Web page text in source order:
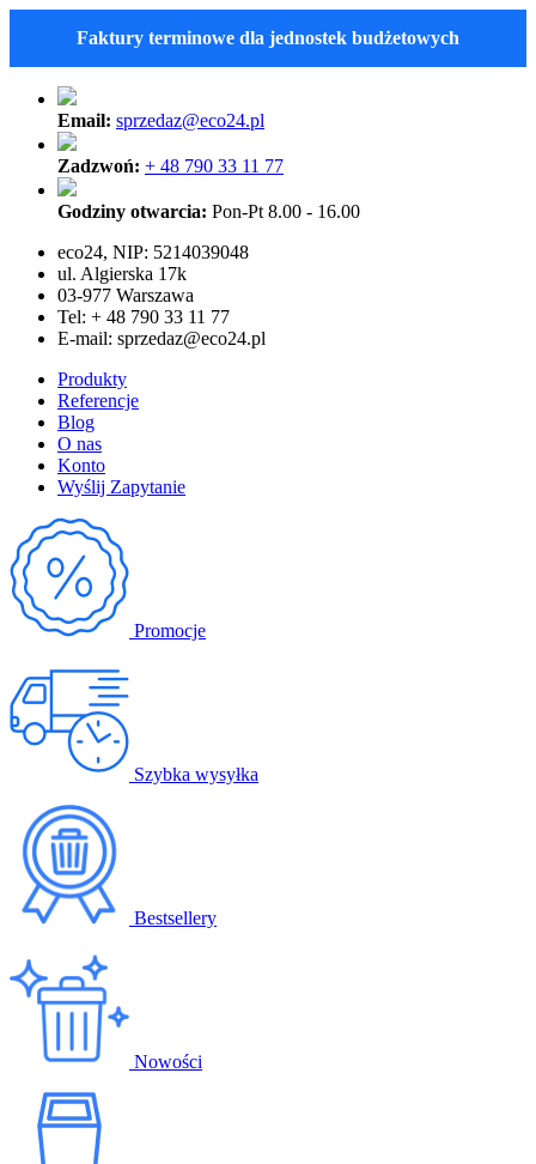
Faktury terminowe dla jednostek budżetowych
Email: sprzedaz@eco24.pl
Zadzwoń: + 48 790 33 11 77
Godziny otwarcia: Pon-Pt 8.00 - 16.00
eco24, NIP: 5214039048
ul. Algierska 17k
03-977 Warszawa
Tel: + 48 790 33 11 77
E-mail: sprzedaz@eco24.pl
Produkty
Referencje
Blog
O nas
Konto
Wyślij Zapytanie
Promocje
Szybka wysyłka
Bestsellery
Nowości